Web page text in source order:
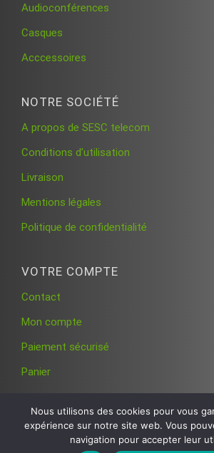
Audioconférences
Casques
Acccessoires
NOTRE SOCIÉTÉ
A propos de SESC telecom
Conditions d’utilisation
Livraison
Mentions légales
Politique de confidentialité
VOTRE COMPTE
Contact
Mon compte
Paiement sécurisé
Panier
Nous utilisons des cookies pour vous
expérience sur notre site web. Vous
navigation pour accepter leur